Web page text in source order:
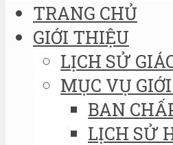
TRANG CHỦ
GIỚI THIỆU
LỊCH SỬ
MỤC VỤ
BAN
LỊCH SỬ